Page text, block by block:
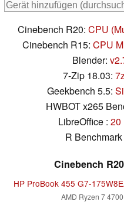
Cinebench R20: CPU
Cinebench R15: CPU
Blender:
7-Zip 18.03:
Geekbench 5.5:
HWBOT x265
LibreOffice : 20
R Benchmark
Cinebench
HP ProBook 455 G7-
AMD Ryzen 7